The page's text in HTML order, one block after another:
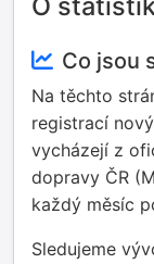
Co jsou
Na těchto
registrací
vycházejí z
dopravy ČR
každý měsíc
Sledujeme